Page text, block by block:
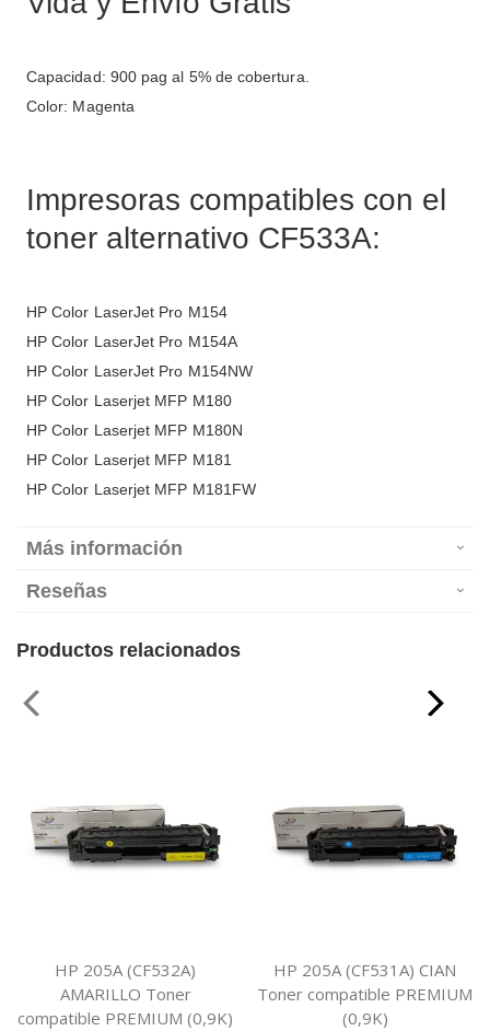
Capacidad: 900 pag al 5% de cobertura.
Color: Magenta
Impresoras compatibles con el
toner alternativo CF533A:
HP Color LaserJet Pro M154
HP Color LaserJet Pro M154A
HP Color LaserJet Pro M154NW
HP Color Laserjet MFP M180
HP Color Laserjet MFP M180N
HP Color Laserjet MFP M181
HP Color Laserjet MFP M181FW
Más información
Reseñas
Productos relacionados
HP 205A (CF532A)
AMARILLO Toner
compatible PREMIUM (0,9K)
HP 205A (CF531A) CIAN
Toner compatible PREMIUM
(0,9K)